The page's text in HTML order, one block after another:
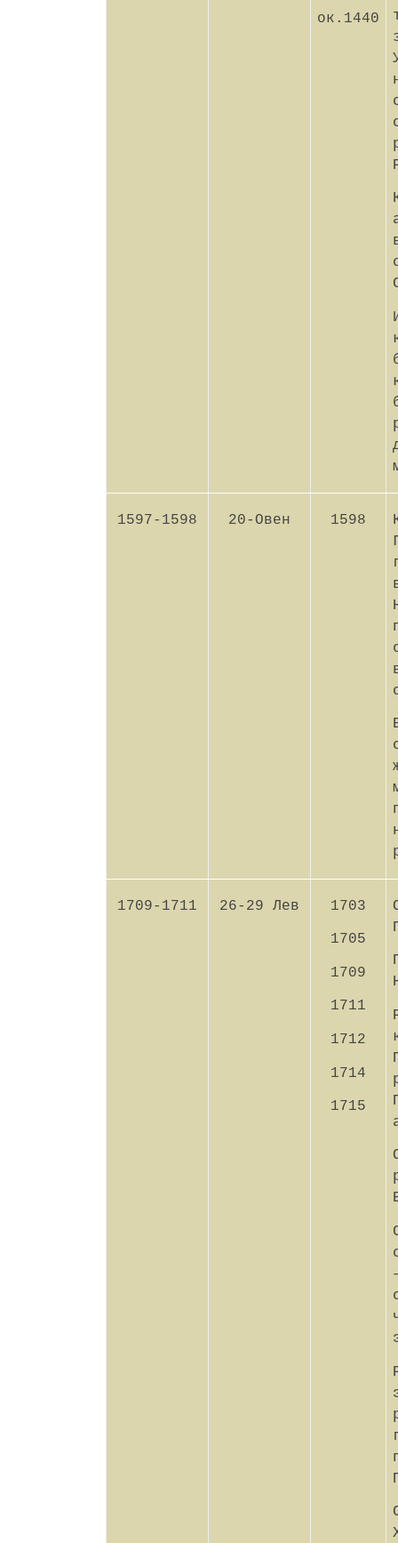
ок.1440
1597-1598 20-Овен 1598
1709-1711 26-29 Лев 1703
1705
1709
1711
1712
1714
1715